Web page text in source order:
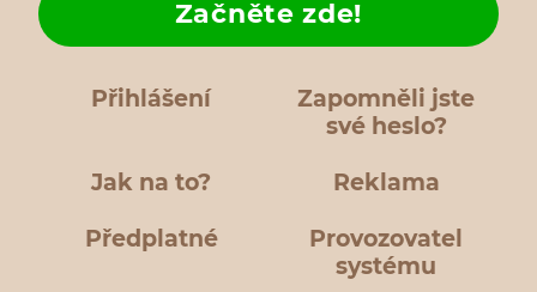
Přihlášení
Zapomněli jste
své heslo?
Jak na to?
Začněte zde!
Reklama
Předplatné
Provozovatel
systému